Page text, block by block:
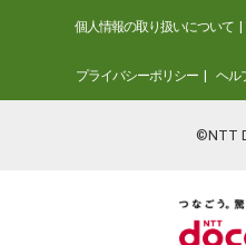
個人情報の取り扱いについて
プライバシーポリシー ヘル
©NTT